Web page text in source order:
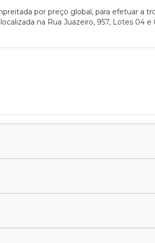
por preço global, para efetuar a
na Rua Juazeiro, 957, Lotes 04